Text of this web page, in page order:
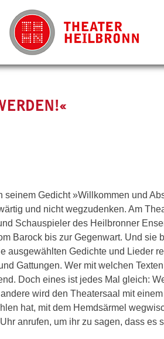
Gedicht »Willkommen und
und nicht wegzudenken. Am
Schauspieler des Heilbronner
Barock bis zur Gegenwart. Und sie
ausgewählten Gedichte und Lieder
Gattungen. Wer mit welchen
Doch eines ist jedes Mal gleich:
wird den Theatersaal mit
hat, mit dem Hemdsärmel
anrufen, um ihr zu sagen, dass es